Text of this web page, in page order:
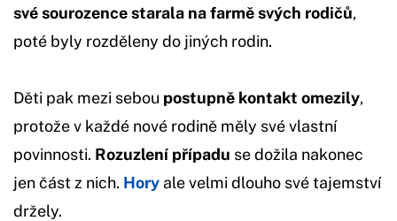
své sourozence starala na farmě svých rodičů,
poté byly rozděleny do jiných rodin.
Děti pak mezi sebou postupně kontakt omezily,
protože v každé nové rodině měly své vlastní
povinnosti. Rozuzlení případu se dožila nakonec
jen část z nich. Hory ale velmi dlouho své tajemství
držely.